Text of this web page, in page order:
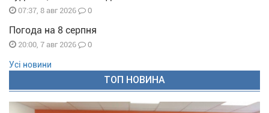
07:37, 8 авг 2026 0
Погода на 8 серпня
20:00, 7 авг 2026 0
Усі новини
ТОП НОВИНА